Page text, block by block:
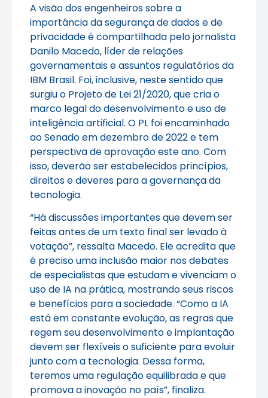
A visão dos engenheiros sobre a
importância da segurança de dados e de
privacidade é compartilhada pelo jornalista
Danilo Macedo, líder de relações
governamentais e assuntos regulatórios da
IBM Brasil. Foi, inclusive, neste sentido que
surgiu o Projeto de Lei 21/2020, que cria o
marco legal do desenvolvimento e uso de
inteligência artificial. O PL foi encaminhado
ao Senado em dezembro de 2022 e tem
perspectiva de aprovação este ano. Com
isso, deverão ser estabelecidos princípios,
direitos e deveres para a governança da
tecnologia.
“Há discussões importantes que devem ser
feitas antes de um texto final ser levado à
votação”, ressalta Macedo. Ele acredita que
é preciso uma inclusão maior nos debates
de especialistas que estudam e vivenciam o
uso de IA na prática, mostrando seus riscos
e benefícios para a sociedade. “Como a IA
está em constante evolução, as regras que
regem seu desenvolvimento e implantação
devem ser flexíveis o suficiente para evoluir
junto com a tecnologia. Dessa forma,
teremos uma regulação equilibrada e que
promova a inovação no país”, finaliza.